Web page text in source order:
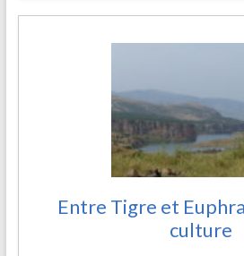
Entre Tigre et
culture